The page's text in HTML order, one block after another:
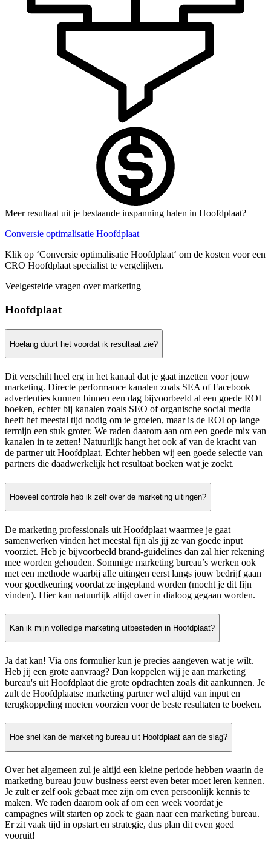
Meer resultaat uit je bestaande inspanning halen in Hoofdplaat?
Conversie optimalisatie Hoofdplaat
Klik op ‘Conversie optimalisatie Hoofdplaat‘ om de kosten voor een
CRO Hoofdplaat specialist te vergelijken.
Veelgestelde vragen over marketing
Hoofdplaat
Hoelang duurt het voordat ik resultaat zie?
Dit verschilt heel erg in het kanaal dat je gaat inzetten voor jouw
marketing. Directe performance kanalen zoals SEA of Facebook
advertenties kunnen binnen een dag bijvoorbeeld al een goede ROI
boeken, echter bij kanalen zoals SEO of organische social media
heeft het meestal tijd nodig om te groeien, maar is de ROI op lange
termijn een stuk groter. We raden daarom aan om een goede mix van
kanalen in te zetten! Natuurlijk hangt het ook af van de kracht van
de partner uit Hoofdplaat. Echter hebben wij een goede selectie van
partners die daadwerkelijk het resultaat boeken wat je zoekt.
Hoeveel controle heb ik zelf over de marketing uitingen?
De marketing professionals uit Hoofdplaat waarmee je gaat
samenwerken vinden het meestal fijn als jij ze van goede input
voorziet. Heb je bijvoorbeeld brand-guidelines dan zal hier rekening
mee worden gehouden. Sommige marketing bureau’s werken ook
met een methode waarbij alle uitingen eerst langs jouw bedrijf gaan
voor goedkeuring voordat ze ingepland worden (mocht je dit fijn
vinden). Hier kan natuurlijk altijd over in dialoog gegaan worden.
Kan ik mijn volledige marketing uitbesteden in Hoofdplaat?
Ja dat kan! Via ons formulier kun je precies aangeven wat je wilt.
Heb jij een grote aanvraag? Dan koppelen wij je aan marketing
bureau's uit Hoofdplaat die grote opdrachten zoals dit aankunnen. Je
zult de Hoofdplaatse marketing partner wel altijd van input en
terugkoppeling moeten voorzien voor de beste resultaten te boeken.
Hoe snel kan de marketing bureau uit Hoofdplaat aan de slag?
Over het algemeen zul je altijd een kleine periode hebben waarin de
marketing bureau jouw business eerst even beter moet leren kennen.
Je zult er zelf ook gebaat mee zijn om even persoonlijk kennis te
maken. We raden daarom ook af om een week voordat je
campagnes wilt starten op zoek te gaan naar een marketing bureau.
Er zit vaak tijd in opstart en strategie, dus plan dit even goed
vooruit!